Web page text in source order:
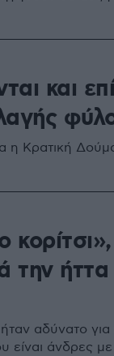
και
η Κρατική
την
αδύνατο για
είναι άνδρες